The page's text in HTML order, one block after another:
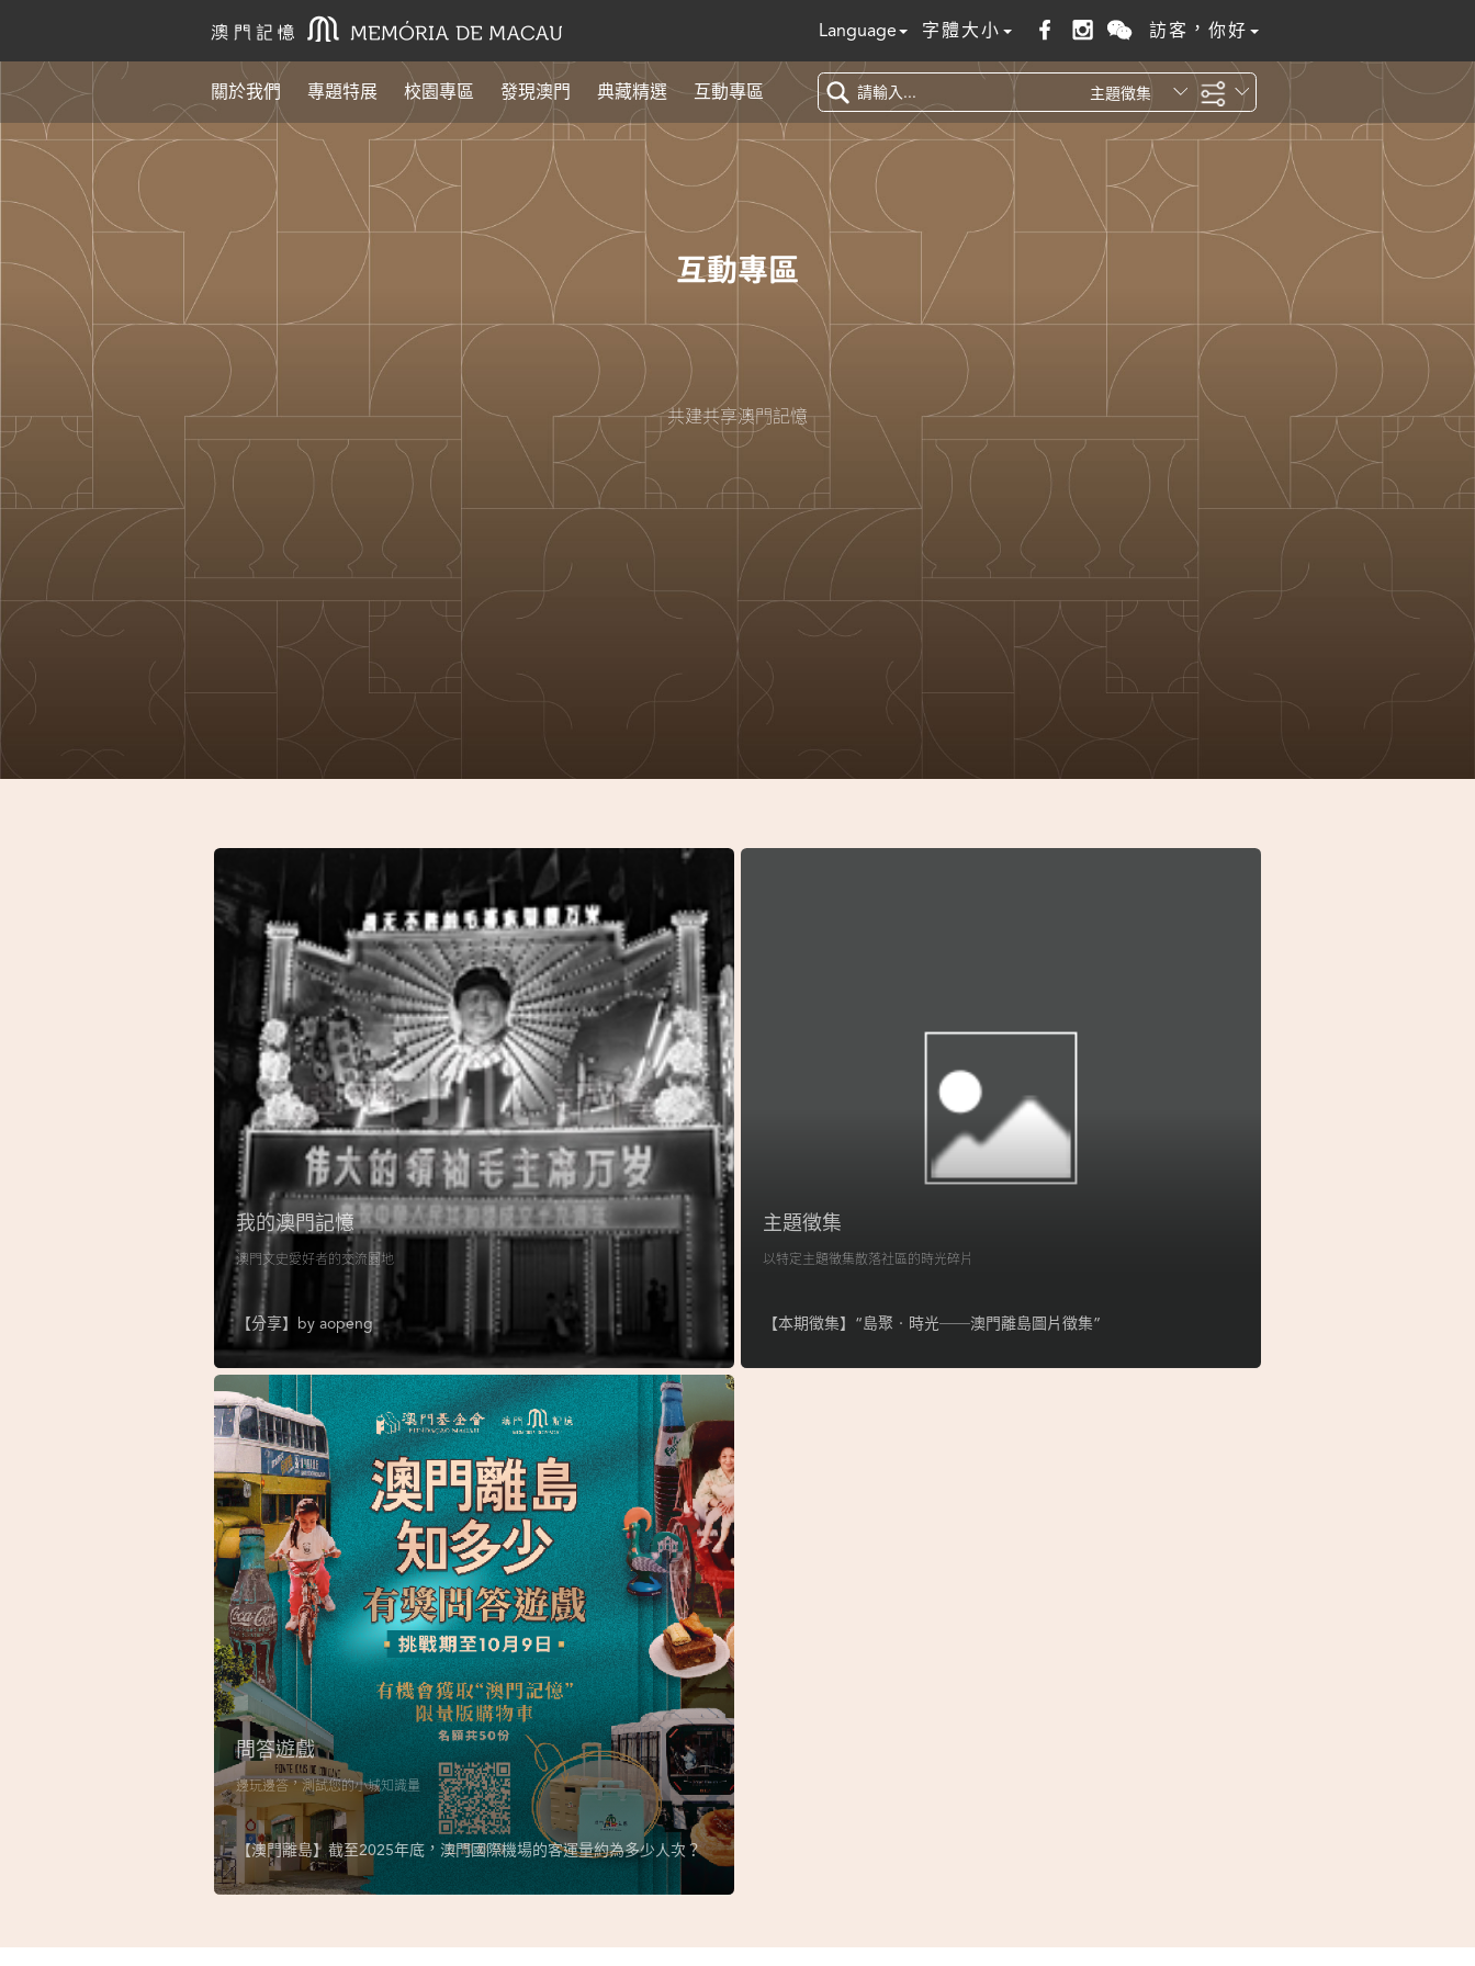
Language 字體大小 訪客，你好
關於我們 專題特展 校園專區 發現澳門 典藏精選 互動專區 主題徵集
互動專區
共建共享澳門記憶
我的澳門記憶
澳門文史愛好者的交流園地
【分享】by aopeng
主題徵集
以特定主題徵集散落社區的時光碎片
【本期徵集】“島聚‧時光──澳門離島圖片徵集”
問答遊戲
邊玩邊答，測試您的小城知識量
【澳門離島】截至2025年底，澳門國際機場的客運量約為多少人次？